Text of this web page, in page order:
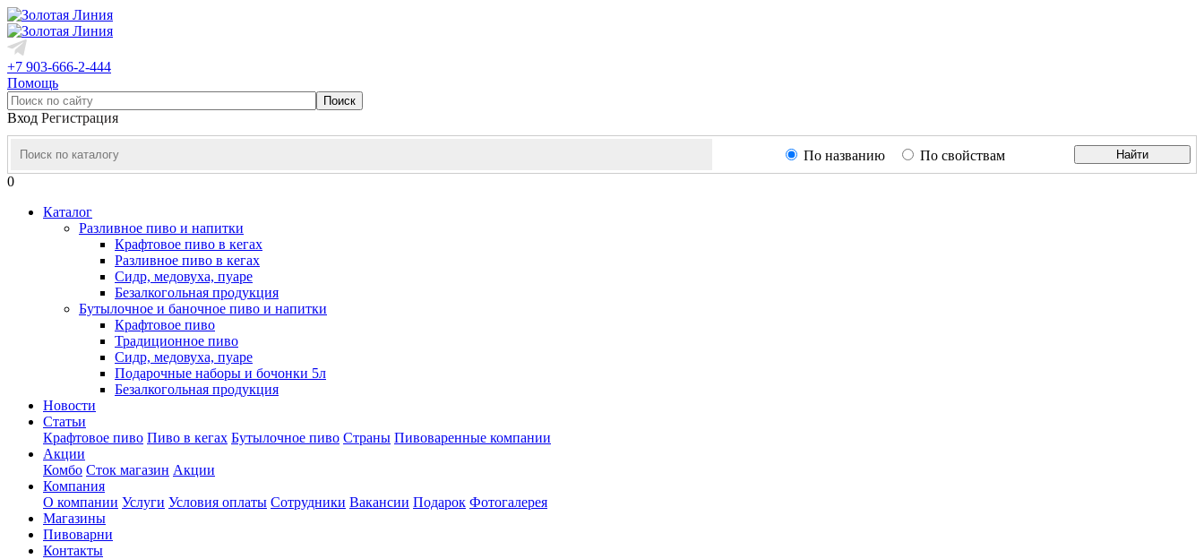
+7 903-666-2-444
Помощь
Вход Регистрация
По названию По свойствам Найти
0
Каталог
Разливное пиво и напитки
Крафтовое пиво в кегах
Разливное пиво в кегах
Сидр, медовуха, пуаре
Безалкогольная продукция
Бутылочное и баночное пиво и напитки
Крафтовое пиво
Традиционное пиво
Сидр, медовуха, пуаре
Подарочные наборы и бочонки 5л
Безалкогольная продукция
Новости
Статьи
Крафтовое пиво Пиво в кегах Бутылочное пиво Страны Пивоваренные компании
Акции
Комбо Сток магазин Акции
Компания
О компании Услуги Условия оплаты Сотрудники Вакансии Подарок Фотогалерея
Магазины
Пивоварни
Контакты